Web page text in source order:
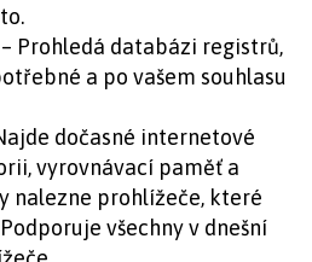
Prohledá databázi registrů,
a po vašem souhlasu
dočasné internetové
vyrovnávací paměť a
nalezne prohlížeče, které
všechny v dnešní